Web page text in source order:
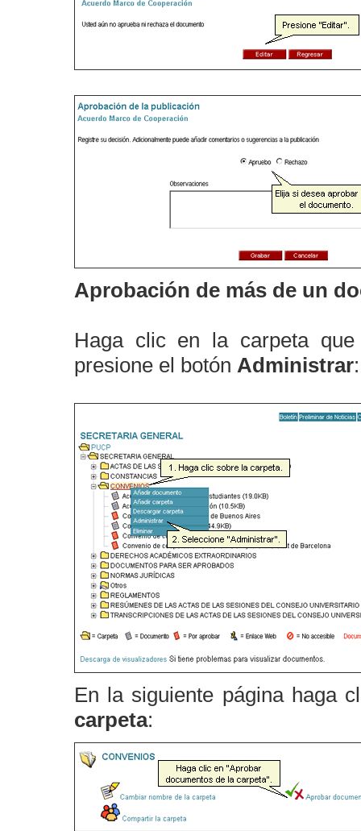
Aprobación de más de un
Haga clic en la carpeta
presione el botón Administrar:
En la siguiente página haga
carpeta: